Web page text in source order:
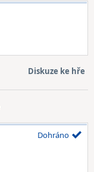
Diskuze ke hře
Dohráno